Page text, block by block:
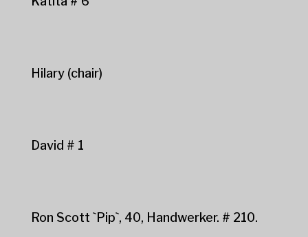
Hilary (chair)
David # 1
Ron Scott `Pip`, 40, Handwerker. # 210.